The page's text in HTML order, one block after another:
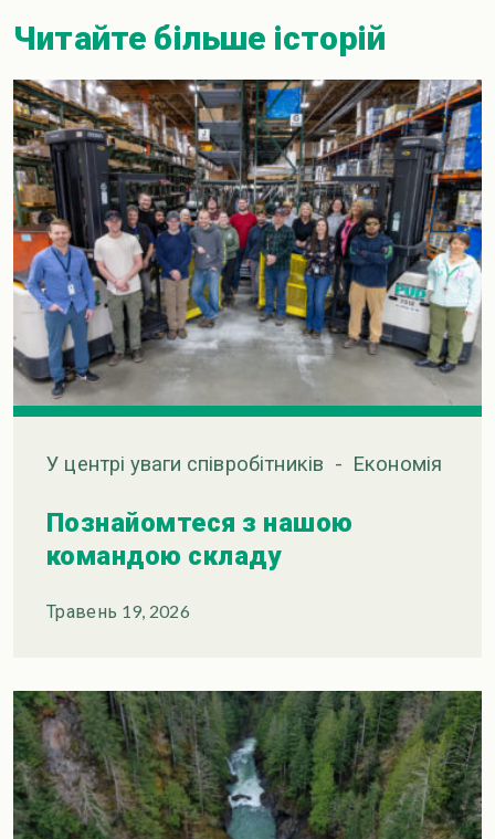
Читайте більше історій
У центрі уваги співробітників - Економія
Познайомтеся з нашою
командою складу
Травень 19, 2026